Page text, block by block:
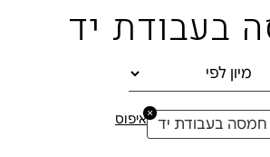
בעבודת יד
חמסה בעבודת יד
×איפוס